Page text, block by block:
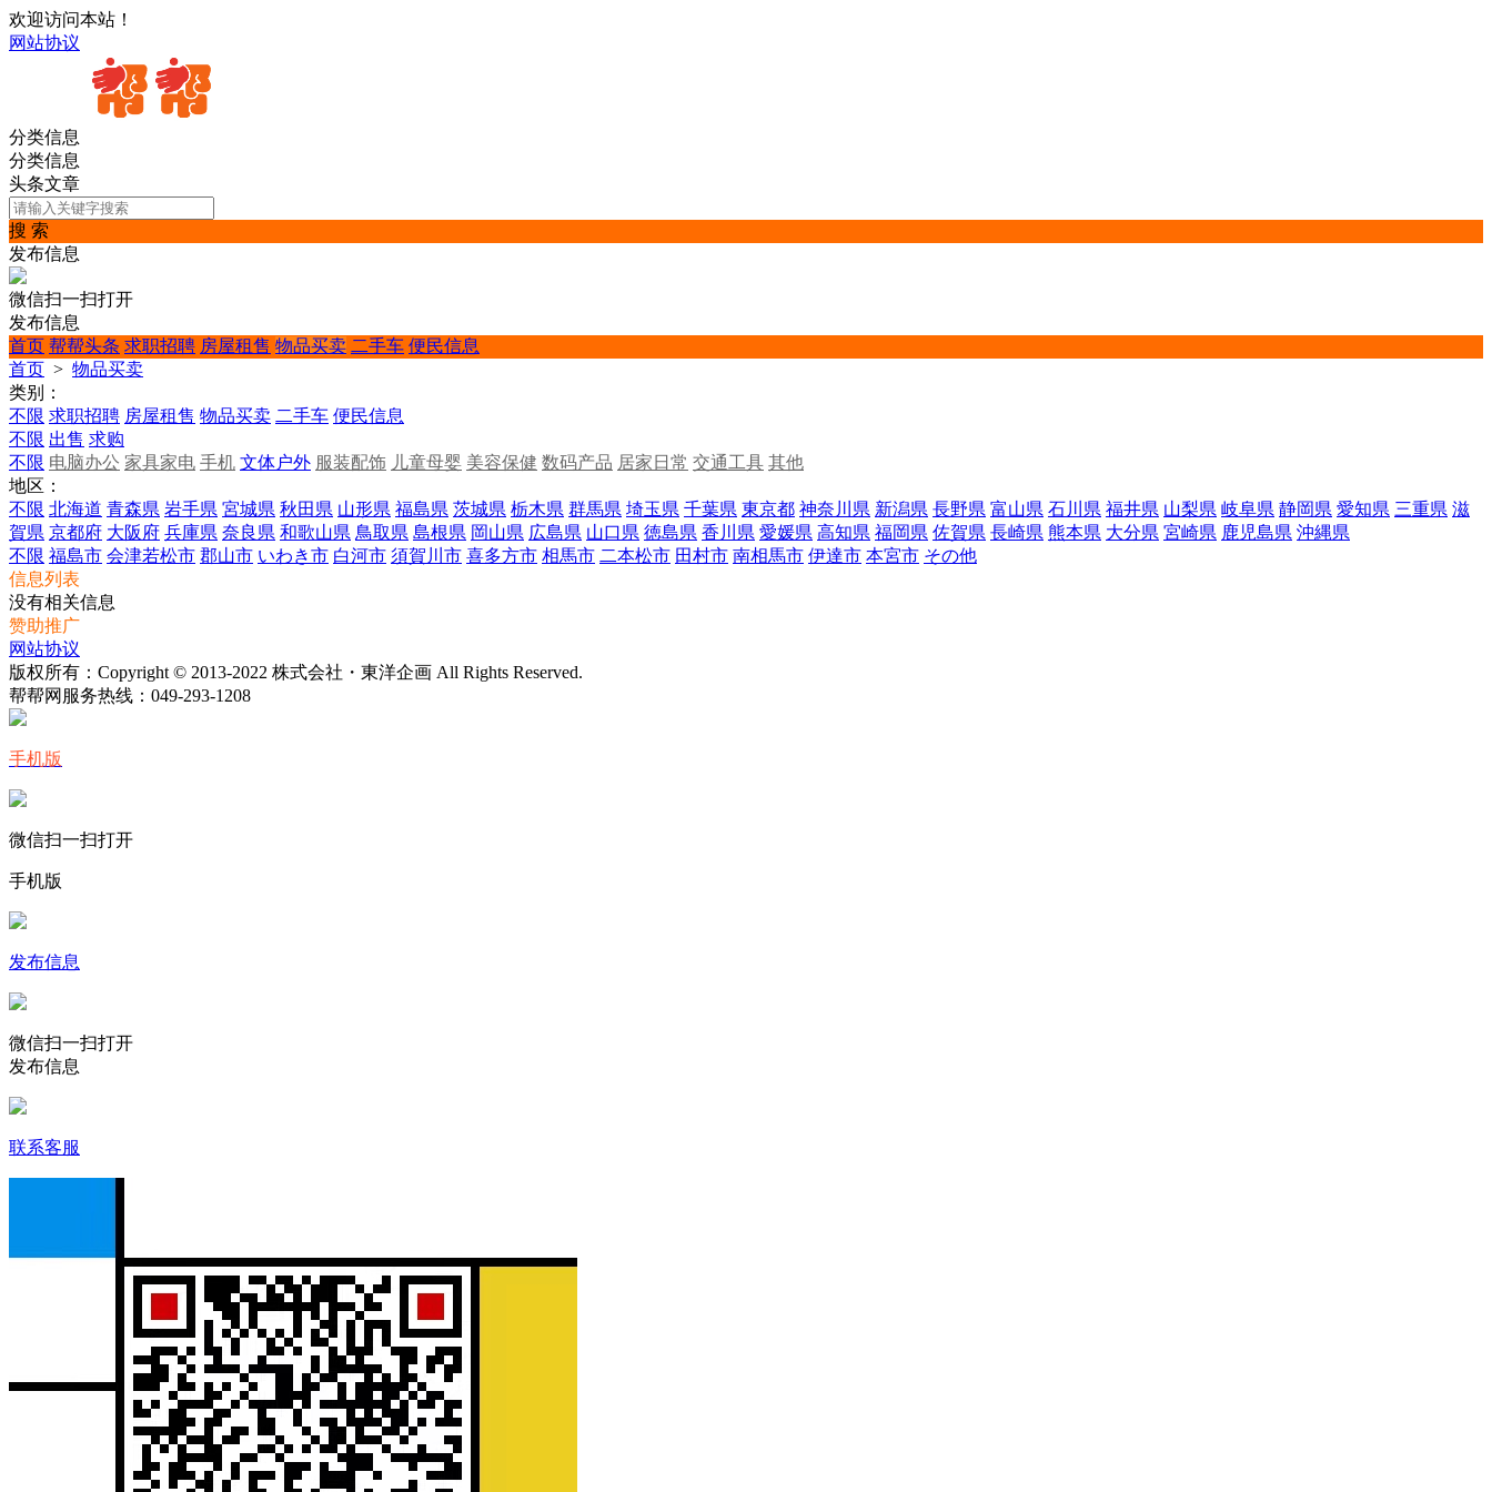
欢迎访问本站！
网站协议
分类信息
分类信息
头条文章
搜 索
发布信息
微信扫一扫打开
发布信息
首页 帮帮头条 求职招聘 房屋租售 物品买卖 二手车 便民信息
首页 > 物品买卖
类别：
不限 求职招聘 房屋租售 物品买卖 二手车 便民信息
不限 出售 求购
不限 电脑办公 家具家电 手机 文体户外 服装配饰 儿童母婴 美容保健 数码产品 居家日常 交通工具 其他
地区：
不限 北海道 青森県 岩手県 宮城県 秋田県 山形県 福島県 茨城県 栃木県 群馬県 埼玉県 千葉県 東京都 神奈川県 新潟県 長野県 富山県 石川県 福井県 山梨県 岐阜県 静岡県 愛知県 三重県 滋
賀県 京都府 大阪府 兵庫県 奈良県 和歌山県 鳥取県 島根県 岡山県 広島県 山口県 徳島県 香川県 愛媛県 高知県 福岡県 佐賀県 長崎県 熊本県 大分県 宮崎県 鹿児島県 沖縄県
不限 福島市 会津若松市 郡山市 いわき市 白河市 須賀川市 喜多方市 相馬市 二本松市 田村市 南相馬市 伊達市 本宮市 その他
信息列表
没有相关信息
赞助推广
网站协议
版权所有：Copyright © 2013-2022 株式会社・東洋企画 All Rights Reserved.
帮帮网服务热线： 049-293-1208
手机版
微信扫一扫打开
手机版
发布信息
微信扫一扫打开
发布信息
联系客服